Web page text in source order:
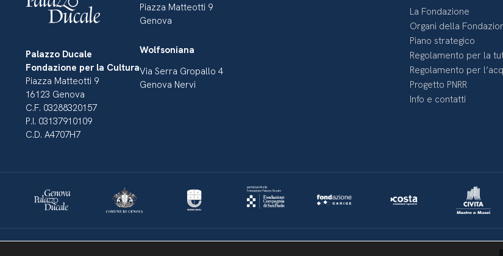
Palazzo Ducale
Fondazione per la Cultura
Piazza Matteotti 9
16123 Genova
C.F. 03288320157
P.I. 03137910109
C.D. A4707H7
Piazza Matteotti 9
Genova
Wolfsoniana
Via Serra Gropallo 4
Genova Nervi
La Fondazione
Organi della
Piano strategico
Regolamento per la
Regolamento per
Progetto PNRR
Info e contatti